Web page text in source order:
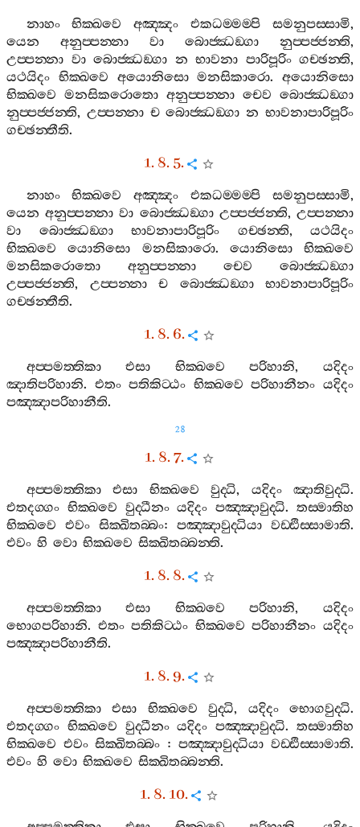
නාහං භික‍්ඛවෙ අඤ‍්ඤං එකධම‍්මම‍්පි සමනුපස‍්සාමි,
යෙන
අනුප‍්පන‍්නා වා බොජ‍්ඣඞ‍්ගා නුප‍්පජ‍්ජන‍්ති,
උප‍්පන‍්නා වා බොජ‍්ඣඞ‍්ගා න භාවනා පාරිපූරිං ගච‍්ඡන‍්ති,
යථයිදං භික‍්ඛවෙ අයොනිසො මනසිකාරො. අයොනිසො
භික‍්ඛවෙ මනසිකරොතො අනුප‍්පන‍්නා චෙව බොජ‍්ඣඞ‍්ගා
නුප‍්පජ‍්ජන‍්ති, උප‍්පන‍්නා ච බොජ‍්ඣඞ‍්ගා න භාවනාපාරිපූරිං
ගච‍්ඡන‍්තීති.
1. 8. 5.
නාහං භික‍්ඛවෙ අඤ‍්ඤං එකධම‍්මම‍්පි සමනුපස‍්සාමි,
යෙන අනුප‍්පන‍්නා වා බොජ‍්ඣඞ‍්ගා උප‍්පජ‍්ජන‍්ති,උප‍්පන‍්නා
වා
බොජ‍්ඣඞ‍්ගා භාවනාපාරිපූරිං ගච‍්ඡන‍්ති, යථයිදං
භික‍්ඛවෙ
යොනිසො මනසිකාරො. යොනිසො
භික‍්ඛවෙ
මනසිකරොතො
අනුප‍්පන‍්නා චෙව
බොජ‍්ඣඞ‍්ගා
උප‍්පජ‍්ජන‍්ති, උප‍්පන‍්නා ච බොජ‍්ඣඞ‍්ගා
භාවනාපාරිපූරිං
ගච‍්ඡන‍්තීති.
1. 8. 6.
අප‍්පමත‍්තිකා එසා භික‍්ඛවෙ පරිහානි, යදිදං
ඤාතිපරිහානි. එතං පතිකිට‍්ඨං භික‍්ඛවෙ පරිහානීනං යදිදං
පඤ‍්ඤාපරිහානීති.
28
1. 8. 7.
අප‍්පමත‍්තිකා එසා භික‍්ඛවෙ වුද‍්ධි, යදිදං ඤාතිවුද‍්ධි.
එතදග‍්ගං භික‍්ඛවෙ වුද‍්ධීනං යදිදං පඤ‍්ඤාවුද‍්ධි.තස‍්මාතිහ
භික‍්ඛවෙ
එවං සික‍්ඛිතබ‍්බං:පඤ‍්ඤාවුද‍්ධියා වඩ‍්ඪිස‍්සාමාති.
එවං හි වො භික‍්ඛවෙ සික‍්ඛිතබ‍්බන‍්ති.
1. 8. 8.
අප‍්පමත‍්තිකා එසා භික‍්ඛවෙ පරිහානි, යදිදං
භොගපරිහානි. එතං පතිකිට‍්ඨං භික‍්ඛවෙ පරිහානීනං යදිදං
පඤ‍්ඤාපරිහානීති.
1. 8. 9.
අප‍්පමත‍්තිකා එසා භික‍්ඛවෙ වුද‍්ධි, යදිදං භොගවුද‍්ධි.
එතදග‍්ගං භික‍්ඛවෙ වුද‍්ධීනං යදිදං පඤ‍්ඤාවුද‍්ධි.තස‍්මාතිහ
භික‍්ඛවෙ එවං සික‍්ඛිතබ‍්බං :පඤ‍්ඤාවුද‍්ධියා වඩ‍්ඪිස‍්සාමාති.
එවං හි වො භික‍්ඛවෙ සික‍්ඛිතබ‍්බන‍්ති.
1. 8. 10.